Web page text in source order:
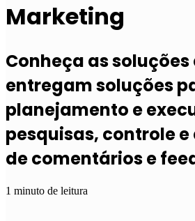
Marketing
Conheça as soluções
entregam soluções
planejamento e
pesquisas, controle
de comentários e
1 minuto de leitura